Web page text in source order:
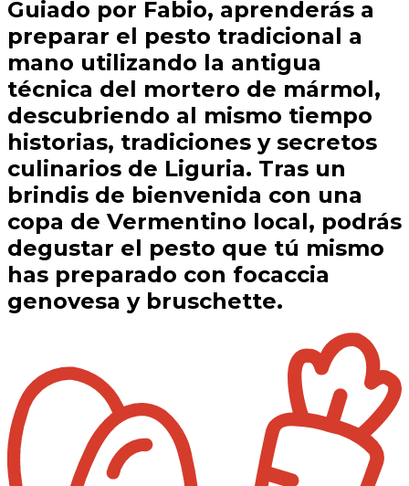
Guiado por Fabio, aprenderás a
preparar el pesto tradicional a
mano utilizando la antigua
técnica del mortero de mármol,
descubriendo al mismo tiempo
historias, tradiciones y secretos
culinarios de Liguria. Tras un
brindis de bienvenida con una
copa de Vermentino local, podrás
degustar el pesto que tú mismo
has preparado con focaccia
genovesa y bruschette.